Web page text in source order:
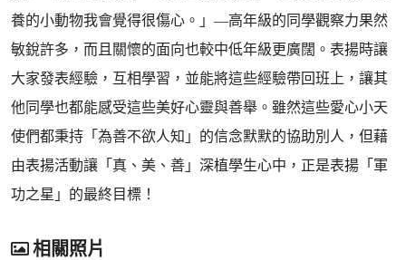
養的小動物我會覺得很傷心。」—高年級的同學觀察力果然
敏銳許多，而且關懷的面向也較中低年級更廣闊。表揚時讓
大家發表經驗，互相學習，並能將這些經驗帶回班上，讓其
他同學也都能感受這些美好心靈與善舉。雖然這些愛心小天
使們都秉持「為善不欲人知」的信念默默的協助別人，但藉
由表揚活動讓「真、美、善」深植學生心中，正是表揚「軍
功之星」的最終目標！
相關照片